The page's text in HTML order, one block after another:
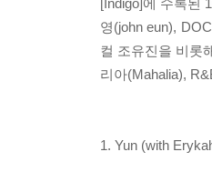
[Indigo]에 수록된
영(john eun),
컬 조유진을 비롯
리아(Mahalia),
1. Yun (with